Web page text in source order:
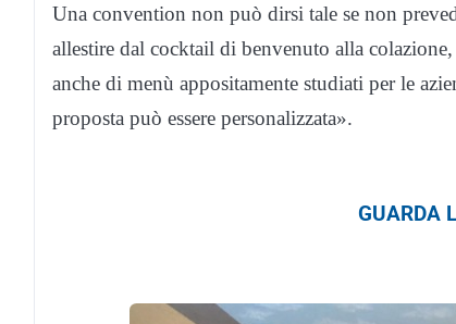
Una convention non può dirsi tale se non
allestire dal cocktail di benvenuto alla
anche di menù appositamente studiati per le
proposta può essere personalizzata».
GUARDA